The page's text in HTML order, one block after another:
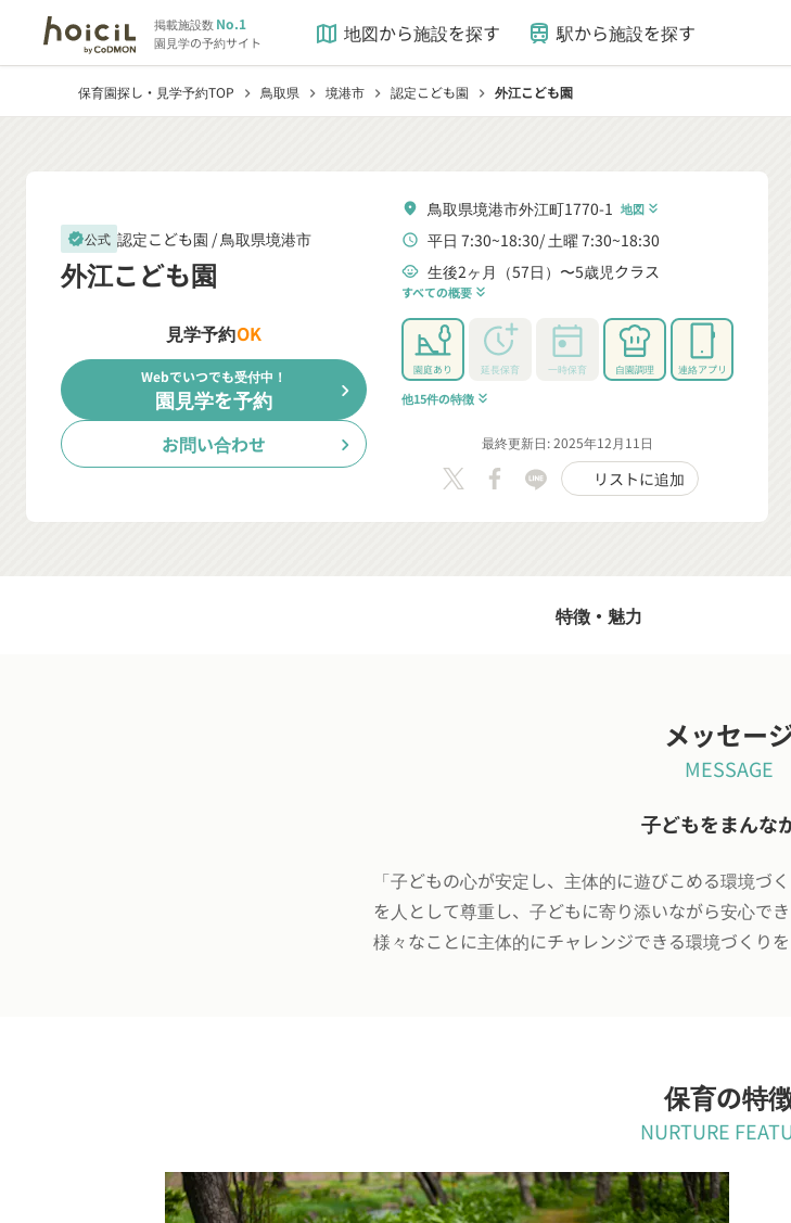
掲載施設数No.1
園見学の予約サイト map 地図から施設を探す train 駅から施設を探す
保育園探し・見学予約TOP chevron_right 鳥取県 chevron_right 境港市 chevron_right 認定こども園 chevron_right 外江こども園
verified公式 認定こども園 / 鳥取県境港市
外江こども園
見学予約OK
Webでいつでも受付中！
園見学を予約 chevron_right
お問い合わせ chevron_right
location_on 鳥取県境港市外江町1770-1 地図 keyboard_double_arrow_down
schedule 平日 7:30~18:30 土曜 7:30~18:30
child_care 生後2ヶ月（57日）〜5歳児クラス
すべての概要 keyboard_double_arrow_down
園庭あり 延長保育 一時保育 自園調理 連絡アプリ
他15件の特徴 keyboard_double_arrow_down
最終更新日: 2025年12月11日
リストに追加
特徴・魅力
メッセー
MESSAGE
子どもをまんな
「子どもの心が安定し、主体的に遊びこめる環境づ
を人として尊重し、子どもに寄り添いながら安心で
様々なことに主体的にチャレンジできる環境づくりを
保育の特
NURTURE